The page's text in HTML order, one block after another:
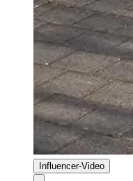
Influencer-Video